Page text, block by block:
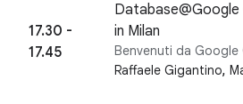
17.30 -
17.45
Database@Google
in Milan
Benvenuti da Google
Raffaele Gigantino,